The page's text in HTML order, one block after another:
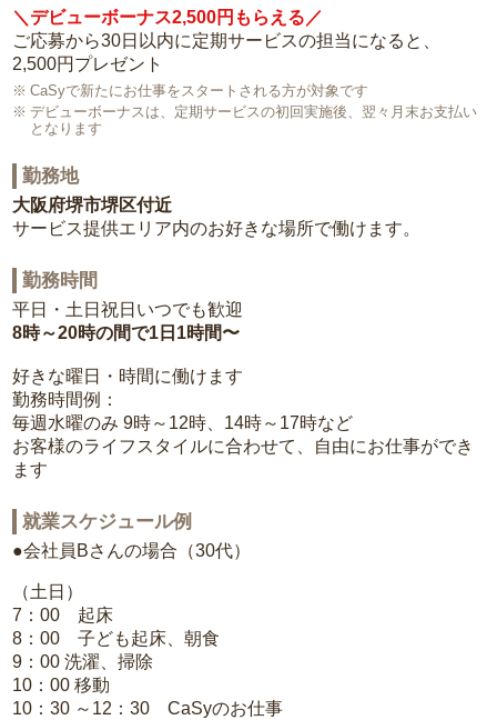
＼デビューボーナス2,500円もらえる／
ご応募から30日以内に定期サービスの担当になると、
2,500円プレゼント
CaSyで新たにお仕事をスタートされる方が対象です
デビューボーナスは、定期サービスの初回実施後、翌々月末お支払い
となります
勤務地
大阪府堺市堺区付近
サービス提供エリア内のお好きな場所で働けます。
勤務時間
平日・土日祝日いつでも歓迎
8時～20時の間で1日1時間〜
好きな曜日・時間に働けます
勤務時間例：
毎週水曜のみ 9時～12時、14時～17時など
お客様のライフスタイルに合わせて、自由にお仕事ができ
ます
就業スケジュール例
●会社員Bさんの場合（30代）
（土日）
7：00 起床
8：00 子ども起床、朝食
9：00 洗濯、掃除
10：00 移動
10：30 ～12：30 CaSyのお仕事